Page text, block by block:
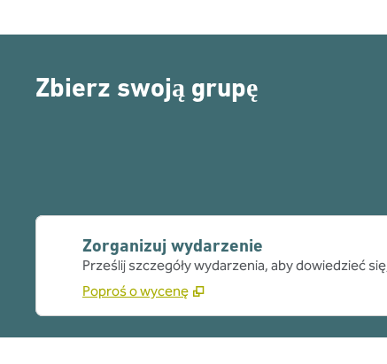
Zbierz swoją grupę
Zorganizuj wydarzenie
Prześlij szczegóły wydarzenia, aby dowiedzieć
Poproś o wycenę